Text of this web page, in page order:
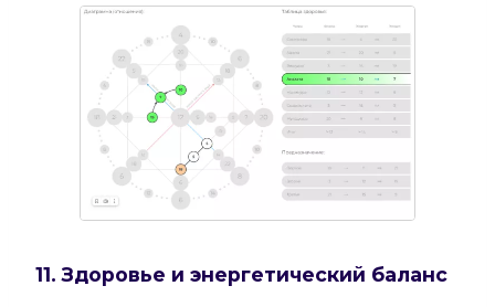
11. Здоровье и энергетический баланс